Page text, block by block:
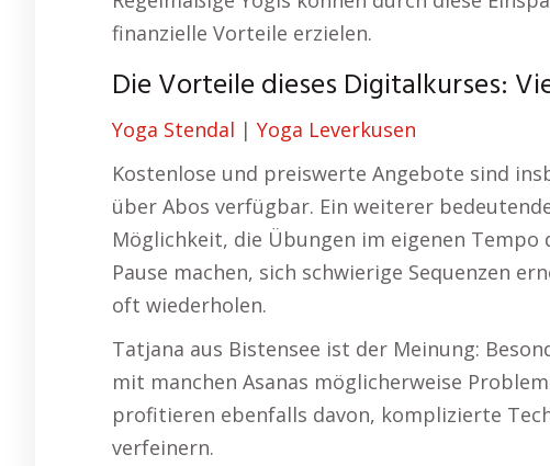
finanzielle Vorteile erzielen.
Die Vorteile dieses Digitalkurses:
Yoga Stendal | Yoga Leverkusen
Kostenlose und preiswerte Angebote sind
über Abos verfügbar. Ein weiterer
Möglichkeit, die Übungen im eigenen
Pause machen, sich schwierige Sequenzen
oft wiederholen.
Tatjana aus Bistensee ist der Meinung:
mit manchen Asanas möglicherweise
profitieren ebenfalls davon, komplizierte
verfeinern.